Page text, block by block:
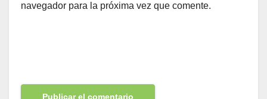
navegador para la próxima vez que comente.